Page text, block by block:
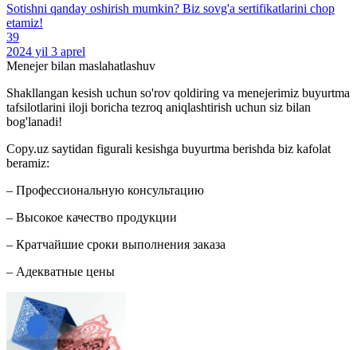
Sotishni qanday oshirish mumkin? Biz sovg'a sertifikatlarini chop
etamiz!
39
2024 yil 3 aprel
Menejer bilan maslahatlashuv
Shakllangan kesish uchun so'rov qoldiring va menejerimiz buyurtma
tafsilotlarini iloji boricha tezroq aniqlashtirish uchun siz bilan
bog'lanadi!
Copy.uz saytidan figurali kesishga buyurtma berishda biz kafolat
beramiz:
– Профессиональную консультацию
– Высокое качество продукции
– Кратчайшие сроки выполнения заказа
– Адекватные цены